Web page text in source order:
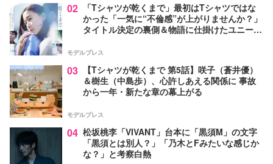
02
「Tシャツが乾くまで」最初はTシャツではな
かった「一気に“不倫感”が上がりませんか？」
タイトル決定の裏側＆物語に仕掛けたユニーク
モデルプレス
03
【Tシャツが乾くまで 第5話】咲子（蒼井優）
＆樹生（中島歩）、心許しあえる関係に 事故
から一年・新たな章の幕上がる
モデルプレス
04 松坂桃李「VIVANT」台本に「黒須M」の文字
「黒須とは別人？」「乃木とFみたいな感じか
な？」と考察白熱